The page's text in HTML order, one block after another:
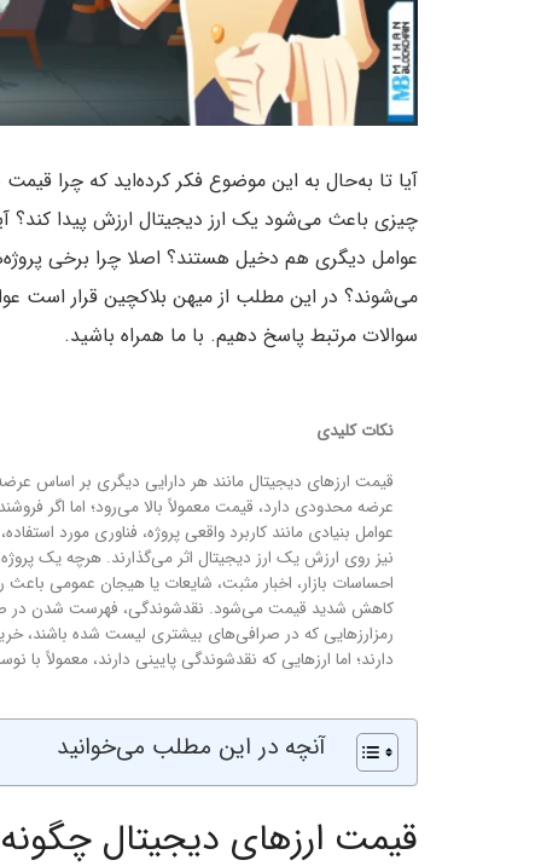
آیا تا به‌حال به این موضوع فکر کرده‌اید که چرا
چیزی باعث می‌شود یک ارز دیجیتال ارزش پیدا کند؟
عوامل دیگری هم دخیل هستند؟ اصلا چرا برخی
می‌شوند؟ در این مطلب از میهن بلاکچین قرار است
سوالات مرتبط پاسخ دهیم. با ما همراه باشید.
نکات کلیدی
قیمت ارزهای دیجیتال مانند هر دارایی دیگری بر اساس
عرضه محدودی دارد، قیمت معمولاً بالا می‌رود؛ اما اگر
عوامل بنیادی مانند کاربرد واقعی پروژه، فناوری مورد
نیز روی ارزش یک ارز دیجیتال اثر می‌گذارند. هرچه یک
احساسات بازار، اخبار مثبت، شایعات یا هیجان عمومی
کاهش شدید قیمت می‌شود. نقدشوندگی، فهرست شدن در
رمزارزهایی که در صرافی‌های بیشتری لیست شده باشند،
دارند؛ اما ارزهایی که نقدشوندگی پایینی دارند، معمولاً
آنچه در این مطلب می‌خوانید
قیمت ارزهای دیجیتال